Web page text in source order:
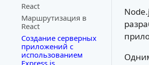
React
Маршрутизация в
React
Создание серверных
приложений с
использованием
Express.js